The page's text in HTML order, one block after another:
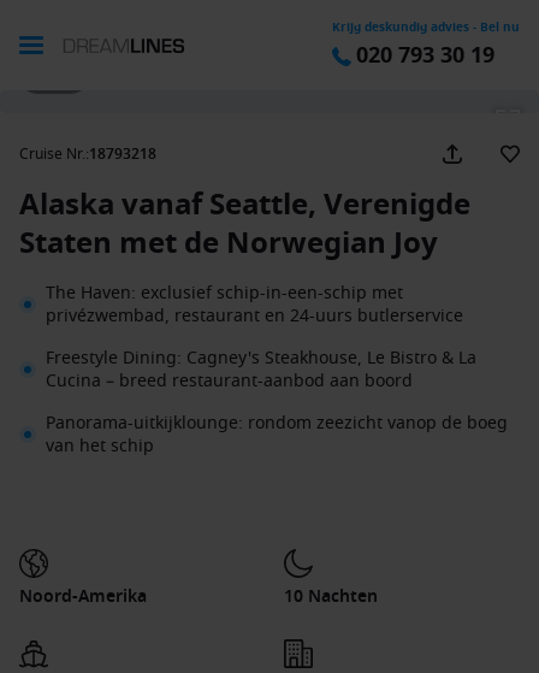
Krijg deskundig advies - Bel nu
020 793 30 19
Cruise Nr.:18793218
Alaska vanaf Seattle, Verenigde
Staten met de Norwegian Joy
The Haven: exclusief schip-in-een-schip met
privézwembad, restaurant en 24-uurs butlerservice
Freestyle Dining: Cagney's Steakhouse, Le Bistro & La
Cucina – breed restaurant-aanbod aan boord
Panorama-uitkijklounge: rondom zeezicht vanop de boeg
van het schip
Noord-Amerika 10 Nachten